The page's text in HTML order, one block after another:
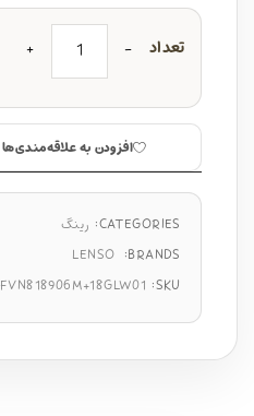
تعداد
افزودن به علاقه‌مندی‌ها
CATEGORIES: رینگ
BRANDS:
LENSO
SKU:
FVN818906M+18GLW01